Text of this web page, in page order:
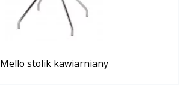
Mello stolik kawiarniany